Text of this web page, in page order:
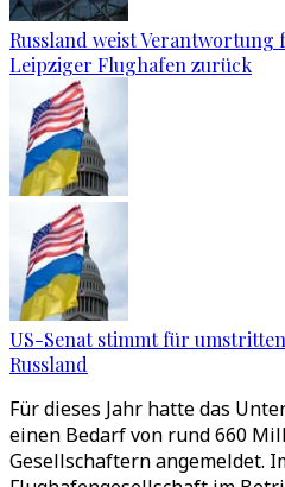
Russland weist
Leipziger Flughafen zurück
US-Senat stimmt für
Russland
Für dieses Jahr hatte das
einen Bedarf von rund 660
Gesellschaftern angemeldet.